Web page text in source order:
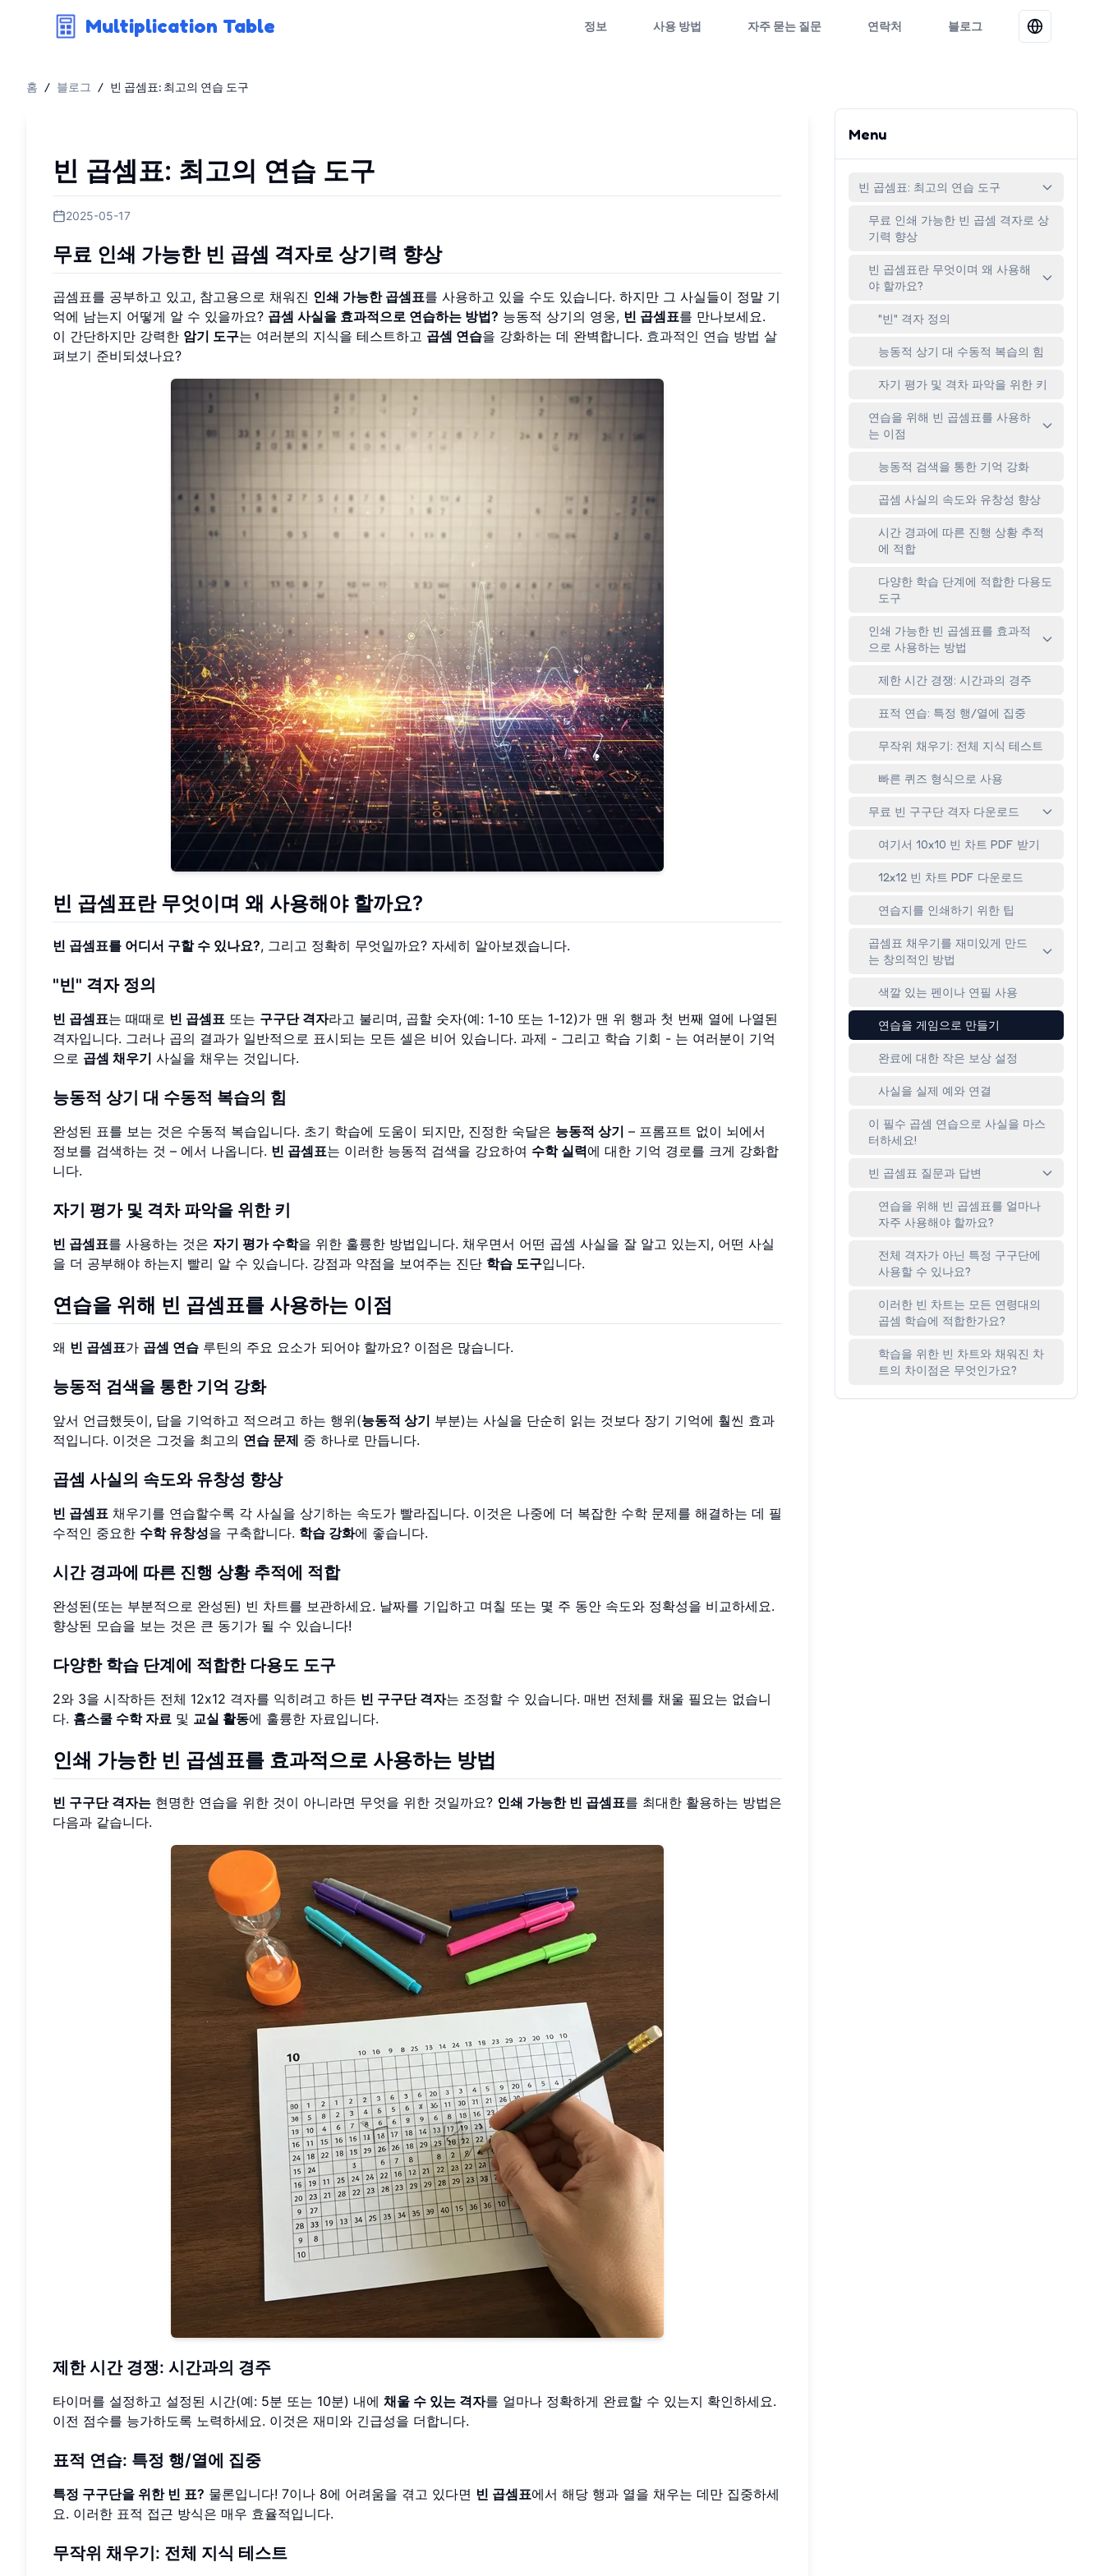
Multiplication Table 정보 사용 방법 자주 묻는 질문 연락처 블로그
홈 / 블로그 / 빈 곱셈표: 최고의 연습 도구
빈 곱셈표: 최고의 연습 도구
2025-05-17
무료 인쇄 가능한 빈 곱셈 격자로 상기력 향상
곱셈표를 공부하고 있고, 참고용으로 채워진 인쇄 가능한 곱셈표를 사용하고 있을 수도 있습니다. 하지만 그 사실들이 정말 기
억에 남는지 어떻게 알 수 있을까요? 곱셈 사실을 효과적으로 연습하는 방법? 능동적 상기의 영웅, 빈 곱셈표를 만나보세요.
이 간단하지만 강력한 암기 도구는 여러분의 지식을 테스트하고 곱셈 연습을 강화하는 데 완벽합니다. 효과적인 연습 방법 살
펴보기 준비되셨나요?
빈 곱셈표란 무엇이며 왜 사용해야 할까요?
빈 곱셈표를 어디서 구할 수 있나요?, 그리고 정확히 무엇일까요? 자세히 알아보겠습니다.
"빈" 격자 정의
빈 곱셈표는 때때로 빈 곱셈표 또는 구구단 격자라고 불리며, 곱할 숫자(예: 1-10 또는 1-12)가 맨 위 행과 첫 번째 열에 나열된
격자입니다. 그러나 곱의 결과가 일반적으로 표시되는 모든 셀은 비어 있습니다. 과제 - 그리고 학습 기회 - 는 여러분이 기억
으로 곱셈 채우기 사실을 채우는 것입니다.
능동적 상기 대 수동적 복습의 힘
완성된 표를 보는 것은 수동적 복습입니다. 초기 학습에 도움이 되지만, 진정한 숙달은 능동적 상기 – 프롬프트 없이 뇌에서
정보를 검색하는 것 – 에서 나옵니다. 빈 곱셈표는 이러한 능동적 검색을 강요하여 수학 실력에 대한 기억 경로를 크게 강화합
니다.
자기 평가 및 격차 파악을 위한 키
빈 곱셈표를 사용하는 것은 자기 평가 수학을 위한 훌륭한 방법입니다. 채우면서 어떤 곱셈 사실을 잘 알고 있는지, 어떤 사실
을 더 공부해야 하는지 빨리 알 수 있습니다. 강점과 약점을 보여주는 진단 학습 도구입니다.
연습을 위해 빈 곱셈표를 사용하는 이점
왜 빈 곱셈표가 곱셈 연습 루틴의 주요 요소가 되어야 할까요? 이점은 많습니다.
능동적 검색을 통한 기억 강화
앞서 언급했듯이, 답을 기억하고 적으려고 하는 행위(능동적 상기 부분)는 사실을 단순히 읽는 것보다 장기 기억에 훨씬 효과
적입니다. 이것은 그것을 최고의 연습 문제 중 하나로 만듭니다.
곱셈 사실의 속도와 유창성 향상
빈 곱셈표 채우기를 연습할수록 각 사실을 상기하는 속도가 빨라집니다. 이것은 나중에 더 복잡한 수학 문제를 해결하는 데 필
수적인 중요한 수학 유창성을 구축합니다. 학습 강화에 좋습니다.
시간 경과에 따른 진행 상황 추적에 적합
완성된(또는 부분적으로 완성된) 빈 차트를 보관하세요. 날짜를 기입하고 며칠 또는 몇 주 동안 속도와 정확성을 비교하세요.
향상된 모습을 보는 것은 큰 동기가 될 수 있습니다!
다양한 학습 단계에 적합한 다용도 도구
2와 3을 시작하든 전체 12x12 격자를 익히려고 하든 빈 구구단 격자는 조정할 수 있습니다. 매번 전체를 채울 필요는 없습니
다. 홈스쿨 수학 자료 및 교실 활동에 훌륭한 자료입니다.
인쇄 가능한 빈 곱셈표를 효과적으로 사용하는 방법
빈 구구단 격자는 현명한 연습을 위한 것이 아니라면 무엇을 위한 것일까요? 인쇄 가능한 빈 곱셈표를 최대한 활용하는 방법은
다음과 같습니다.
제한 시간 경쟁: 시간과의 경주
타이머를 설정하고 설정된 시간(예: 5분 또는 10분) 내에 채울 수 있는 격자를 얼마나 정확하게 완료할 수 있는지 확인하세요.
이전 점수를 능가하도록 노력하세요. 이것은 재미와 긴급성을 더합니다.
표적 연습: 특정 행/열에 집중
특정 구구단을 위한 빈 표? 물론입니다! 7이나 8에 어려움을 겪고 있다면 빈 곱셈표에서 해당 행과 열을 채우는 데만 집중하세
요. 이러한 표적 접근 방식은 매우 효율적입니다.
무작위 채우기: 전체 지식 테스트
Menu
빈 곱셈표: 최고의 연습 도구
무료 인쇄 가능한 빈 곱셈 격자로 상
기력 향상
빈 곱셈표란 무엇이며 왜 사용해
야 할까요?
"빈" 격자 정의
능동적 상기 대 수동적 복습의 힘
자기 평가 및 격차 파악을 위한 키
연습을 위해 빈 곱셈표를 사용하
는 이점
능동적 검색을 통한 기억 강화
곱셈 사실의 속도와 유창성 향상
시간 경과에 따른 진행 상황 추적
에 적합
다양한 학습 단계에 적합한 다용도
도구
인쇄 가능한 빈 곱셈표를 효과적
으로 사용하는 방법
제한 시간 경쟁: 시간과의 경주
표적 연습: 특정 행/열에 집중
무작위 채우기: 전체 지식 테스트
빠른 퀴즈 형식으로 사용
무료 빈 구구단 격자 다운로드
여기서 10x10 빈 차트 PDF 받기
12x12 빈 차트 PDF 다운로드
연습지를 인쇄하기 위한 팁
곱셈표 채우기를 재미있게 만드
는 창의적인 방법
색깔 있는 펜이나 연필 사용
연습을 게임으로 만들기
완료에 대한 작은 보상 설정
사실을 실제 예와 연결
이 필수 곱셈 연습으로 사실을 마스
터하세요!
빈 곱셈표 질문과 답변
연습을 위해 빈 곱셈표를 얼마나
자주 사용해야 할까요?
전체 격자가 아닌 특정 구구단에
사용할 수 있나요?
이러한 빈 차트는 모든 연령대의
곱셈 학습에 적합한가요?
학습을 위한 빈 차트와 채워진 차
트의 차이점은 무엇인가요?